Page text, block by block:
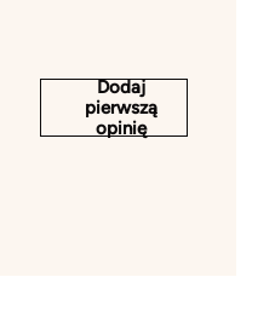
Dodaj
pierwszą
opinię